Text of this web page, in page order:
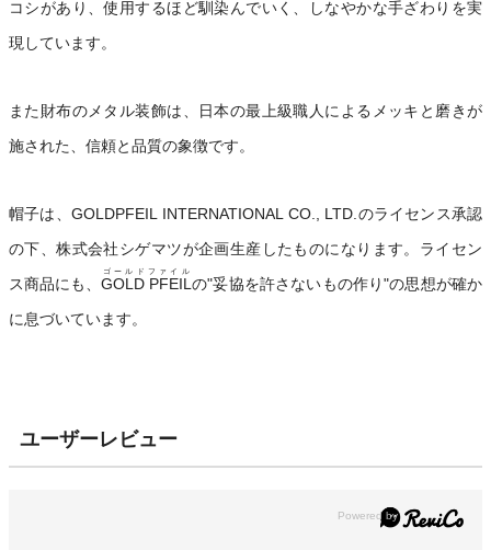
コシがあり、使用するほど馴染んでいく、しなやかな手ざわりを実
現しています。
また財布のメタル装飾は、日本の最上級職人によるメッキと磨きが
施された、信頼と品質の象徴です。
帽子は、GOLDPFEIL INTERNATIONAL CO., LTD.のライセンス承認
の下、株式会社シゲマツが企画生産したものになります。ライセン
ス商品にも、 GOLD PFEIL
ゴールドファイル
の"妥協を許さないもの作り"の思想が確か
に息づいています。
ユーザーレビュー